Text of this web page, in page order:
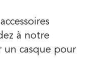
à notre
un casque pour